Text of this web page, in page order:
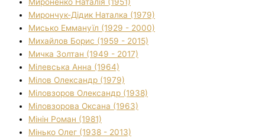
Мирончук-Дідик Наталка (1979)
Мисько Еммануїл (1929 - 2000)
Михайлов Борис (1959 - 2015)
Мичка Золтан (1949 - 2017)
Мілевська Анна (1964)
Мілов Олександр (1979)
Міловзоров Олександр (1938)
Міловзорова Оксана (1963)
Мінін Роман (1981)
Мінько Олег (1938 - 2013)